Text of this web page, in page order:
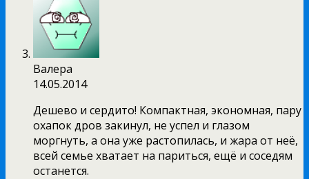
Валера
14.05.2014
Дешево и сердито! Компактная, экономная, пару
охапок дров закинул, не успел и глазом
моргнуть, а она уже растопилась, и жара от неё,
всей семье хватает на париться, ещё и соседям
останется.